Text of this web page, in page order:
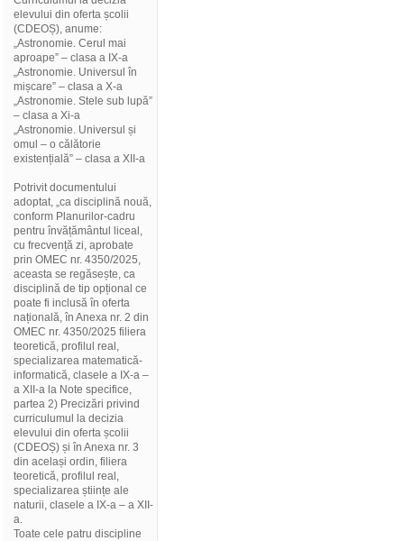
elevului din oferta școlii
(CDEOȘ), anume:
„Astronomie. Cerul mai
aproape” – clasa a IX-a
„Astronomie. Universul în
mișcare” – clasa a X-a
„Astronomie. Stele sub lupă”
– clasa a Xi-a
„Astronomie. Universul și
omul – o călătorie
existențială” – clasa a XII-a
Potrivit documentului
adoptat, „ca disciplină nouă,
conform Planurilor-cadru
pentru învățământul liceal,
cu frecvență zi, aprobate
prin OMEC nr. 4350/2025,
aceasta se regăsește, ca
disciplină de tip opțional ce
poate fi inclusă în oferta
națională, în Anexa nr. 2 din
OMEC nr. 4350/2025 filiera
teoretică, profilul real,
specializarea matematică-
informatică, clasele a IX-a –
a XII-a la Note specifice,
partea 2) Precizări privind
curriculumul la decizia
elevului din oferta școlii
(CDEOȘ) și în Anexa nr. 3
din același ordin, filiera
teoretică, profilul real,
specializarea științe ale
naturii, clasele a IX-a – a XII-
a.
Toate cele patru discipline